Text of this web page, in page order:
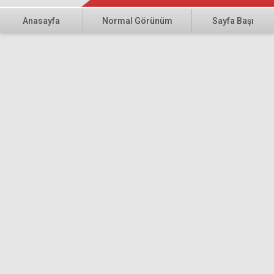
Anasayfa Normal Görünüm Sayfa Başı